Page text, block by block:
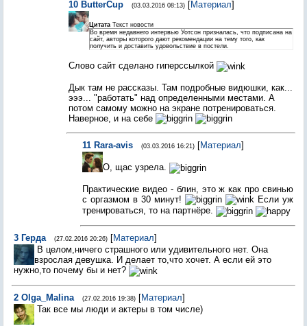
10 ButterCup (03.03.2016 08:13) [Материал]
Цитата Текст новости
Во время недавнего интервью Уотсон призналась, что подписана на
сайт, авторы которого дают рекомендации на тему того, как
получить и доставить удовольствие в постели.
Слово сайт сделано гиперссылкой
Дык там не рассказы. Там подробные видюшки, как...
эээ... "работать" над определенными местами. А
потом самому можно на экране потренироваться.
Наверное, и на себе
11 Rara-avis (03.03.2016 16:21) [Материал]
О, щас узрела.
Практические видео - блин, это ж как про свинью
с оргазмом в 30 минут!
Если уж
тренироваться, то на партнёре.
3 Герда (27.02.2016 20:26) [Материал]
В целом,ничего страшного или удивительного нет. Она
взрослая девушка. И делает то,что хочет. А если ей это
нужно,то почему бы и нет?
2 Olga_Malina (27.02.2016 19:38) [Материал]
Так все мы люди и актеры в том числе)